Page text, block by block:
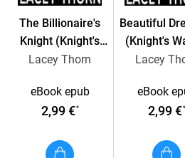
remember… until they decide it's
The Billionaire's
Knight (Knight's
Watch, #3)
Lacey Thorn
eBook epub
2,99 €*
Beautiful
(Knight's
Lacey
eBook
2,99 €*